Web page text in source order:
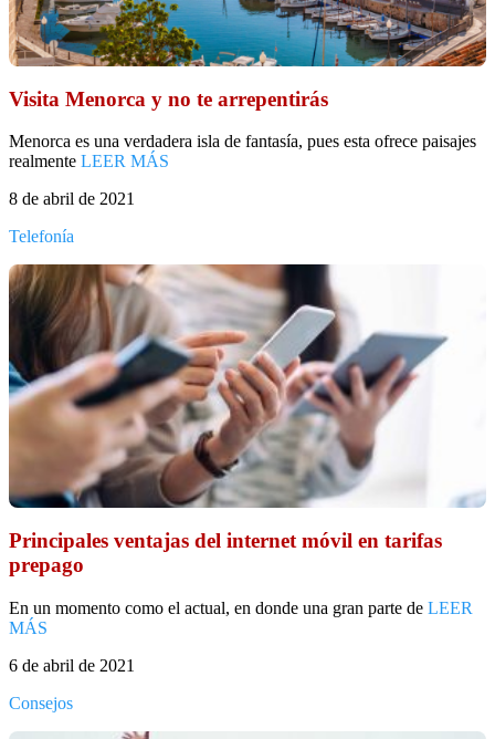
Visita Menorca y no te arrepentirás
Menorca es una verdadera isla de fantasía, pues esta ofrece paisajes
realmente LEER MÁS
8 de abril de 2021
Telefonía
Principales ventajas del internet móvil en tarifas
prepago
En un momento como el actual, en donde una gran parte de LEER
MÁS
6 de abril de 2021
Consejos